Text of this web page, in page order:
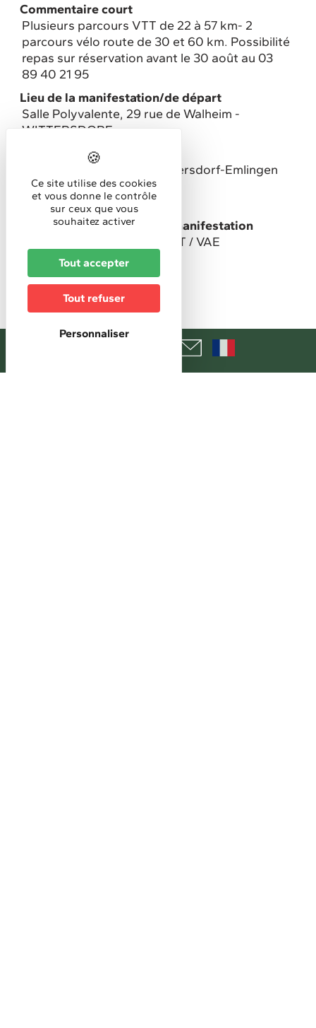
Commentaire court
Plusieurs parcours VTT de 22 à 57 km- 2
parcours vélo route de 30 et 60 km. Possibilité
repas sur réservation avant le 30 août au 03
89 40 21 95
Lieu de la manifestation/de départ
Salle Polyvalente, 29 rue de Walheim -
WITTERSDORF
Organisé par
Le Vélo-Club Union de Wittersdorf-Emlingen
Public spécifique ciblé
Familles
Type d'évènement, fête et manifestation
Sortie cyclotourisme / VTT / VAE
Horaires
Horaires d'accueil
Ce site utilise des cookies
et vous donne le contrôle
sur ceux que vous
souhaitez activer
Tout accepter
Tout refuser
Personnaliser